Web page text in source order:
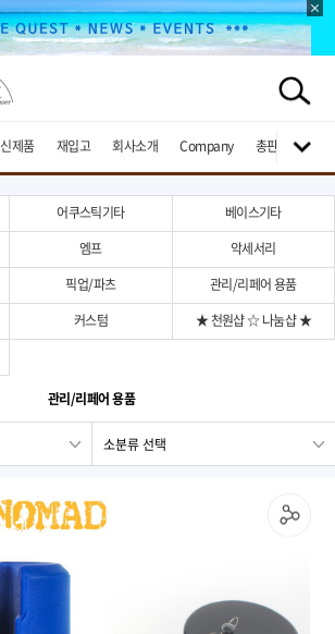
신제품 재입고 회사소개 Company 총판브랜드
어쿠스틱기타
베이스기타
엠프
악세서리
픽업/파츠
관리/리페어 용품
커스텀
★ 천원샵 ☆ 나눔샵 ★
관리/리페어 용품